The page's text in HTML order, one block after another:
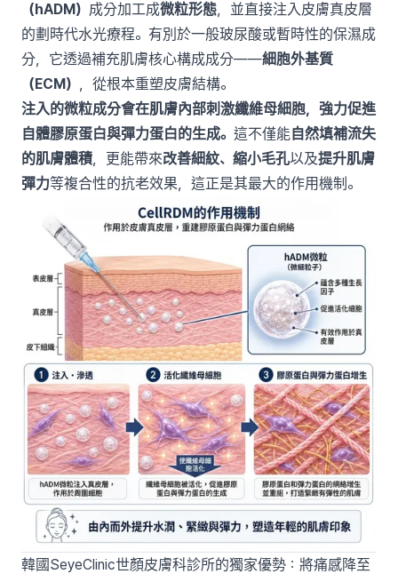
（hADM） 成分加工成微粒形態，並直接注入皮膚真皮層
的劃時代水光療程。有別於一般玻尿酸或暫時性的保濕成
分，它透過補充肌膚核心構成成分——細胞外基質
（ECM） ，從根本重塑皮膚結構。
注入的微粒成分會在肌膚內部刺激纖維母細胞，強力促進
自體膠原蛋白與彈力蛋白的生成。 這不僅能自然填補流失
的肌膚體積，更能帶來改善細紋、縮小毛孔以及提升肌膚
彈力等複合性的抗老效果，這正是其最大的作用機制。
韓國SeyeClinic世顏皮膚科診所的獨家優勢：將痛感降至